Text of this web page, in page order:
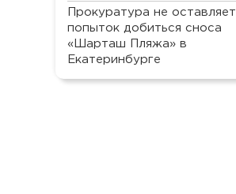
Прокуратура не оставляет
попыток добиться сноса
«Шарташ Пляжа» в
Екатеринбурге